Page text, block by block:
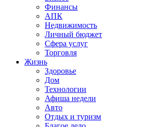
Финансы
АПК
Недвижимость
Личный бюджет
Сфера услуг
Торговля
Жизнь
Здоровье
Дом
Технологии
Афиша недели
Авто
Отдых и туризм